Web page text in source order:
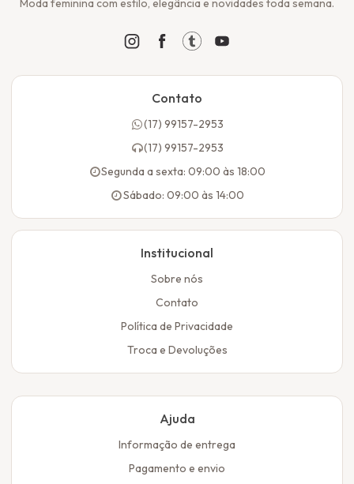
Moda feminina com estilo, elegância e novidades toda semana.
Contato
(17) 99157-2953
(17) 99157-2953
Segunda a sexta: 09:00 às 18:00
Sábado: 09:00 às 14:00
Institucional
Sobre nós
Contato
Política de Privacidade
Troca e Devoluções
Ajuda
Informação de entrega
Pagamento e envio